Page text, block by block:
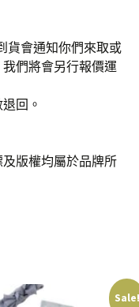
貨會通知你們來取或
們將會另行報價運
回。
版權均屬於品牌所
Sale!